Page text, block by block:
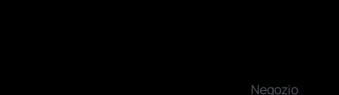
Negozio